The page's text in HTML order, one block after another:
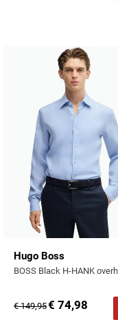
UBR
Vanguard
William Lockie
Alle Merken
Hugo Boss
€ 149,95€ 74,98